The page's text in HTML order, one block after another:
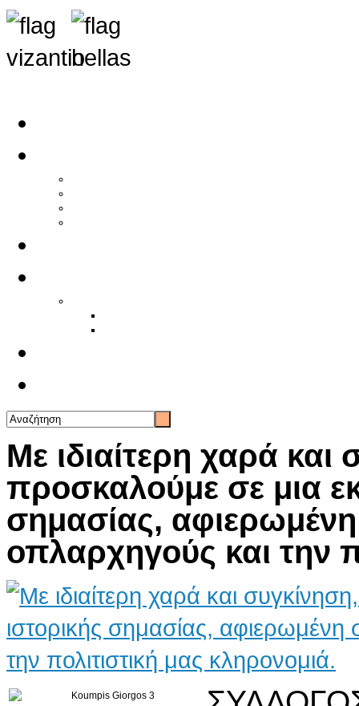
Με ιδιαίτερη χαρά και
προσκαλούμε σε μια
σημασίας,
οπλαρχηγούς και την